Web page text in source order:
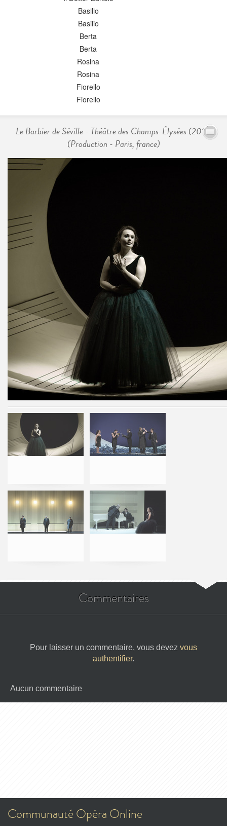
Basilio
Basilio
Berta
Berta
Rosina
Rosina
Fiorello
Fiorello
Le Barbier de Séville - Théâtre des Champs-Élysées (2017)
(Production - Paris, france)
Commentaires
Pour laisser un commentaire, vous devez vous
authentifier.
Aucun commentaire
Communauté Opéra Online